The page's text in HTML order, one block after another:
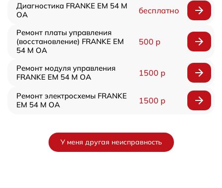
Диагностика FRANKE EM 54 M
OA
бесплатно
Ремонт платы управления
(восстановление) FRANKE EM
54 M OA
500 р
Ремонт модуля управления
FRANKE EM 54 M OA
1500 р
Ремонт электросхемы FRANKE
EM 54 M OA
1500 р
У меня другая неисправность